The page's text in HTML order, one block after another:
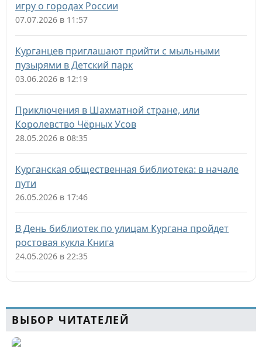
игру о городах России
07.07.2026 в 11:57
Курганцев приглашают прийти с мыльными
пузырями в Детский парк
03.06.2026 в 12:19
Приключения в Шахматной стране, или
Королевство Чёрных Усов
28.05.2026 в 08:35
Курганская общественная библиотека: в начале
пути
26.05.2026 в 17:46
В День библиотек по улицам Кургана пройдет
ростовая кукла Книга
24.05.2026 в 22:35
ВЫБОР ЧИТАТЕЛЕЙ